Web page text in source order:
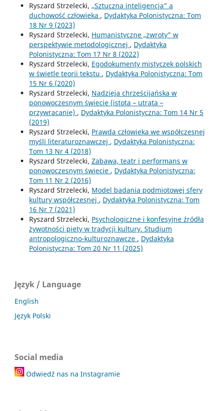
Ryszard Strzelecki, „Sztuczna inteligencja” a
duchowość człowieka , Dydaktyka Polonistyczna: Tom
18 Nr 9 (2023)
Ryszard Strzelecki, Humanistyczne „zwroty” w
perspektywie metodologicznej , Dydaktyka
Polonistyczna: Tom 17 Nr 8 (2022)
Ryszard Strzelecki, Egodokumenty mistyczek polskich
w świetle teorii tekstu , Dydaktyka Polonistyczna: Tom
15 Nr 6 (2020)
Ryszard Strzelecki, Nadzieja chrześcijańska w
ponowoczesnym świecie (istota – utrata –
przywracanie) , Dydaktyka Polonistyczna: Tom 14 Nr 5
(2019)
Ryszard Strzelecki, Prawda człowieka we współczesnej
myśli literaturoznawczej , Dydaktyka Polonistyczna:
Tom 13 Nr 4 (2018)
Ryszard Strzelecki, Zabawa, teatr i performans w
ponowoczesnym świecie , Dydaktyka Polonistyczna:
Tom 11 Nr 2 (2016)
Ryszard Strzelecki, Model badania podmiotowej sfery
kultury współczesnej , Dydaktyka Polonistyczna: Tom
16 Nr 7 (2021)
Ryszard Strzelecki, Psychologiczne i konfesyjne źródła
żywotności piety w tradycji kultury. Studium
antropologiczno-kulturoznawcze , Dydaktyka
Polonistyczna: Tom 20 Nr 11 (2025)
Język / Language
English
Język Polski
Social media
Odwiedź nas na Instagramie